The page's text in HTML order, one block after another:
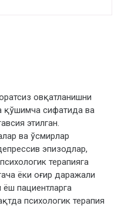
овқатланишни
қўшимча сифатида ва
этилган.
ва ўсмирлар
эпизодлар,
терапияга
ёки оғир даражали
ёш пациентларга
психологик терапия